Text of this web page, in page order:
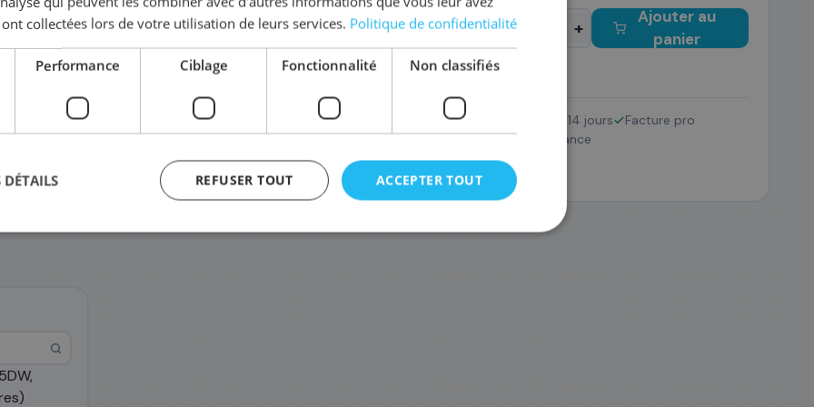
+
Ajouter au
panier
Complétez la série LC-1240
LC-1240M LC-1240YBPDR LC-1240VALBP Retour 14 jours
Facture pro
SAV France
collectées lors de votre utilisation de leurs services. Politique de confidentialité
Performance Ciblage Fonctionnalité Non classifiés
ACCEPTER TOUT
REFUSER TOUT
DÉTAILS